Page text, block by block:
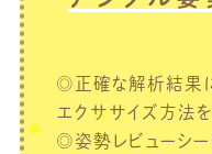
◎正確な解析結果
エクササイズ方法
◎姿勢レビューシー